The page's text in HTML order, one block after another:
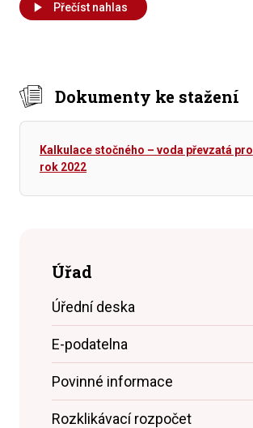
Přečíst nahlas
Dokumenty ke stažení
Kalkulace stočného – voda převzatá pro
rok 2022
Úřad
Úřední deska
E-podatelna
Povinné informace
Rozklikávací rozpočet